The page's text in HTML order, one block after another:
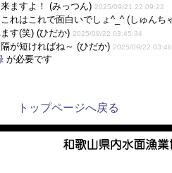
ますよ！ (みっつん) 2025/09/21 22:09:22
れはこれで面白いでしょ^_^ (しゅんち
す(笑) (ひだか) 2025/09/22 03:45:34
が短ければね～ (ひだか) 2025/09/22
が必要です
トップページへ戻る